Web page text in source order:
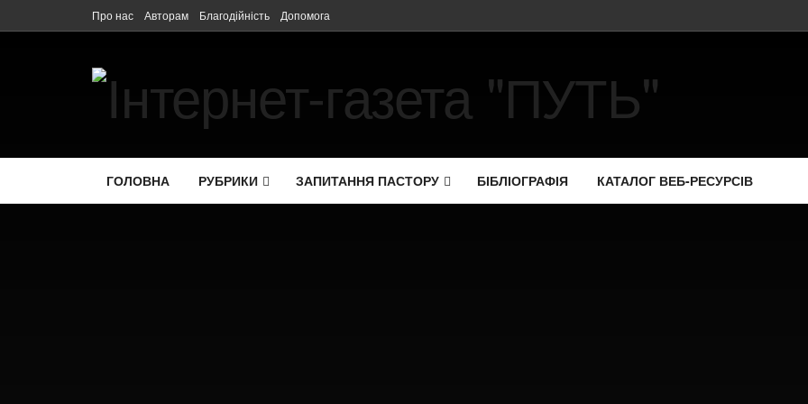
Про нас Авторам Благодійність Допомога
ГОЛОВНА РУБРИКИ ЗАПИТАННЯ ПАСТОРУ БІБЛІОГРАФІЯ КАТАЛОГ ВЕБ-РЕСУРСІВ